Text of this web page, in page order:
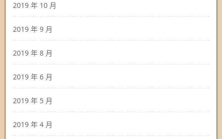
2019 年 10 月
2019 年 9 月
2019 年 8 月
2019 年 6 月
2019 年 5 月
2019 年 4 月